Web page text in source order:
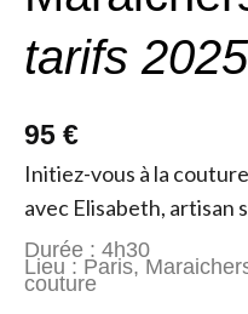
tarifs 2025
95 €
Initiez-vous à la
avec Elisabeth, artisan
Durée : 4h30
Lieu : Paris,
couture